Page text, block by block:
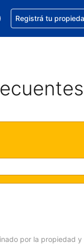
moneda actual es
El idioma
Conseguí ayuda
Registrá tu
por la propiedad